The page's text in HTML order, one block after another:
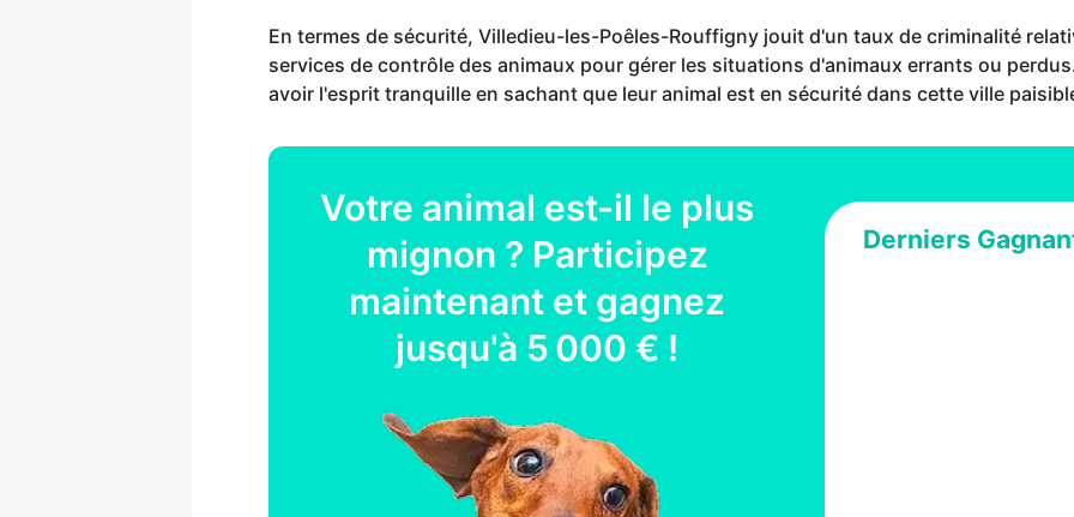
En termes de sécurité, Villedieu-les-Poêles-Rouffigny jouit d'un taux de criminalité
services de contrôle des animaux pour gérer les situations d'animaux errants ou
avoir l'esprit tranquille en sachant que leur animal est en sécurité dans cette ville
Votre animal est-il le plus
mignon ? Participez
maintenant et gagnez
jusqu'à 5 000 € !
Derniers